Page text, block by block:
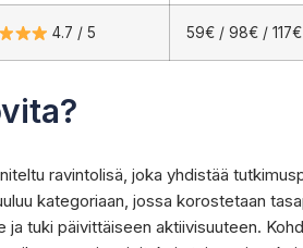
4.7 / 5 59€ / 98€ / 117€
ravintolisä, joka yhdistää
kategoriaan, jossa korostetaan
ja tuki päivittäiseen aktiivisuuteen.